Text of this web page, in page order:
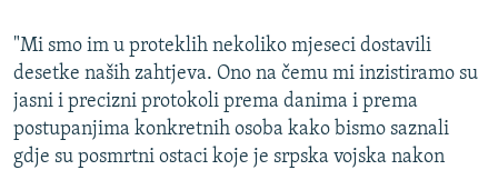
"Mi smo im u proteklih nekoliko mjeseci dostavili
desetke naših zahtjeva. Ono na čemu mi inzistiramo su
jasni i precizni protokoli prema danima i prema
postupanjima konkretnih osoba kako bismo saznali
gdje su posmrtni ostaci koje je srpska vojska nakon